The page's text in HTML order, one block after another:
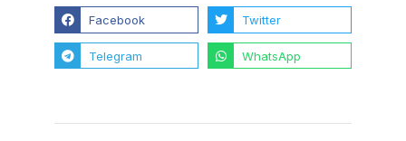
Facebook Twitter
Telegram WhatsApp